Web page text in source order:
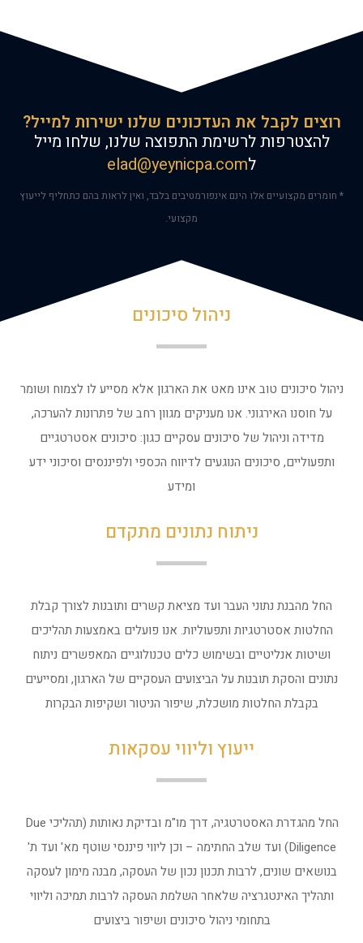
רוצים לקבל את העדכונים שלנו ישירות למייל?
להצטרפות לרשימת התפוצה שלנו, שלחו מייל
לelad@yeynicpa.com
* חומרים מקצועיים אלו הינם אינפורמטיבים בלבד, ואין לראות בהם כתחליף לייעוץ
מקצועי.
ניהול סיכונים
ניהול סיכונים טוב אינו מאט את הארגון אלא מסייע לו לצמוח ושומר
על חוסנו האירגוני. אנו מעניקים מגוון רחב של פתרונות להערכה,
מדידה וניהול של סיכונים עסקיים כגון: סיכונים אסטרטגיים
ותפעוליים, סיכונים הנוגעים לדיווח הכספי ולפיננסים וסיכוני ידע
ומידע
ניתוח נתונים מתקדם
החל מהבנת נתוני העבר ועד מציאת קשרים ותובנות לצורך קבלת
החלטות אסטרטגיות ותפעוליות. אנו פועלים באמצעות תהליכים
ושיטות אנליטיים ובשימוש כלים טכנולוגיים המאפשרים ניתוח
נתונים והסקת תובנות על הביצועים העסקיים של הארגון, ומסייעים
בקבלת החלטות מושכלת, שיפור הניטור ושקיפות הבקרות
ייעוץ וליווי עסקאות
החל מהגדרת האסטרטגיה, דרך מו"מ ובדיקת נאותות (תהליכי Due
Diligence) ועד שלב החתימה – וכן ליווי פיננסי שוטף מא' ועד ת'
בנושאים שונים, לרבות תכנון נכון של העסקה, מבנה מימון לעסקה
ותהליך האינטגרציה שלאחר השלמת העסקה לרבות תמיכה וליווי
בתחומי ניהול סיכונים ושיפור ביצועים